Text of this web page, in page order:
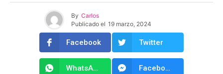
By Carlos
Publicado el 19 marzo, 2024
Facebook Twitter
WhatsApp Facebook Messenger